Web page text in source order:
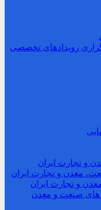
رویدادهای تخصصی
و تجارت ایران
معدن و تجارت ایران
و تجارت ایران
های صنعت و معدن